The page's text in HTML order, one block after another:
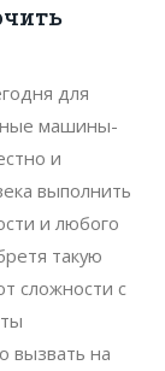
для
машины-
и
выполнить
и любого
такую
сложности с
вызвать на